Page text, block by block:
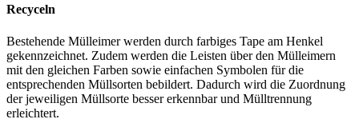
Recyceln
Bestehende Mülleimer werden durch farbiges Tape am Henkel
gekennzeichnet. Zudem werden die Leisten über den Mülleimern
mit den gleichen Farben sowie einfachen Symbolen für die
entsprechenden Müllsorten bebildert. Dadurch wird die Zuordnung
der jeweiligen Müllsorte besser erkennbar und Mülltrennung
erleichtert.